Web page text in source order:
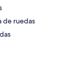
de ruedas